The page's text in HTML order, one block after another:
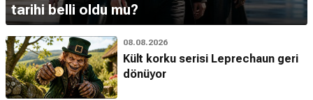
tarihi belli oldu mu?
08.08.2026
Kült korku serisi Leprechaun geri
dönüyor